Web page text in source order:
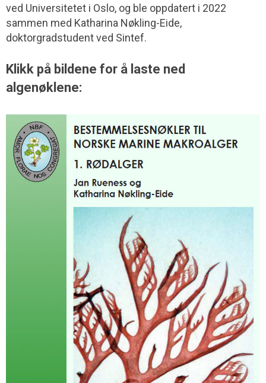
ved Universitetet i Oslo, og ble oppdatert i 2022
sammen med Katharina Nøkling-Eide,
doktorgradstudent ved Sintef.
Klikk på bildene for å laste ned
algenøklene: